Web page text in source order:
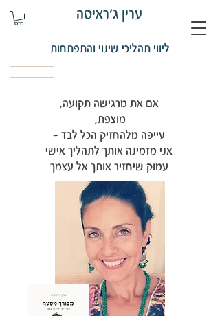
ערין ג'ראיסה
ליווי תהליכי שינוי והתפתחות
אם את מרגישה תקועה,
מוצפת,
עייפה מלהחזיק הכל לבד -
אני מזמינה אותך לתהליך אישי
עמוק שיחזיר אותך אל עצמך